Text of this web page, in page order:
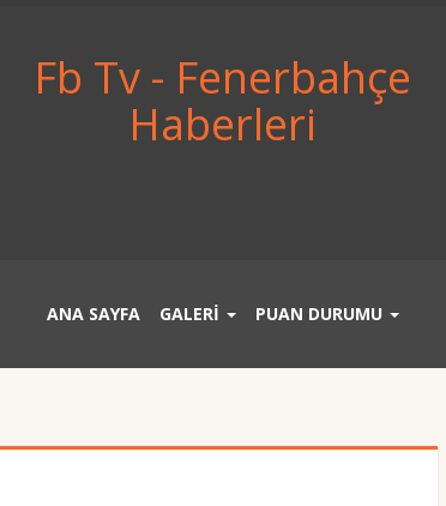
Fb Tv - Fenerbahçe
Haberleri
ANA SAYFA GALERİ PUAN DURUMU